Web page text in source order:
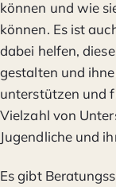
können und wie
können. Es ist
dabei helfen,
gestalten und
unterstützen und
Vielzahl von
Jugendliche und
Es gibt